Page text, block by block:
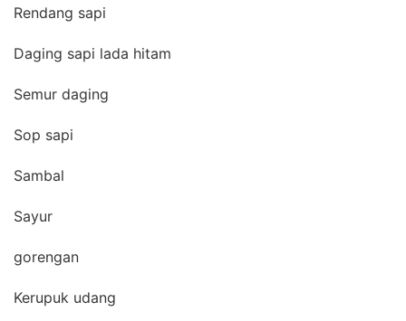
Rendang sapi
Daging sapi lada hitam
Semur daging
Sop sapi
Sambal
Sayur
gorengan
Kerupuk udang